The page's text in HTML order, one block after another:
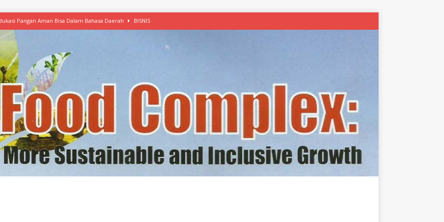
Pangan Aman Bisa Dalam Bahasa Daerah BISNIS
Mulai Ekspansi, IKEA dan MSC Dukung Seafood Berkelanjutan
Free Versi Healthy Choice, Tepung Talas Kimpul Pilihan Menu Sehat
Latih Olah Singkong, KKN Universitas Lampung Kenalkan Sosmocaf
Makanan dengan McCormick, Ciptakan Raksasa Rp1.100 Triliun